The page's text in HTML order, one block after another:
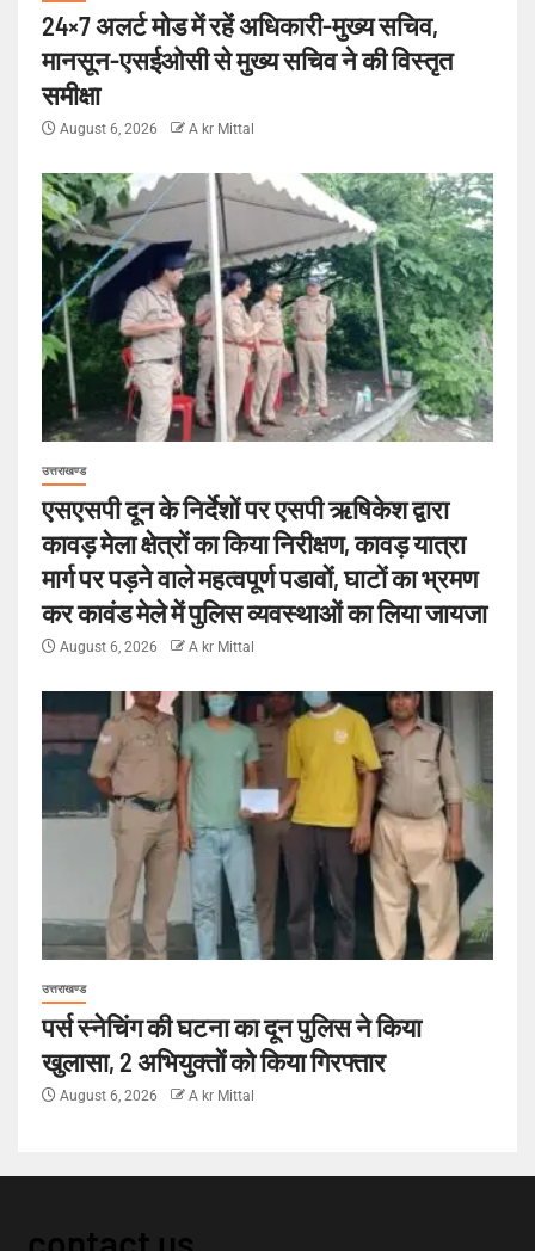
24×7 अलर्ट मोड में रहें अधिकारी-मुख्य सचिव,
मानसून-एसईओसी से मुख्य सचिव ने की विस्तृत
समीक्षा
August 6, 2026 A kr Mittal
उत्तराखण्ड
एसएसपी दून के निर्देशों पर एसपी ऋषिकेश द्वारा
कावड़ मेला क्षेत्रों का किया निरीक्षण, कावड़ यात्रा
मार्ग पर पड़ने वाले महत्वपूर्ण पडावों, घाटों का भ्रमण
कर कावंड मेले में पुलिस व्यवस्थाओं का लिया जायजा
August 6, 2026 A kr Mittal
उत्तराखण्ड
पर्स स्नेचिंग की घटना का दून पुलिस ने किया
खुलासा, 2 अभियुक्तों को किया गिरफ्तार
August 6, 2026 A kr Mittal